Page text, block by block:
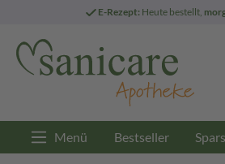
E-Rezept: Heute bestellt,
Menü Bestseller